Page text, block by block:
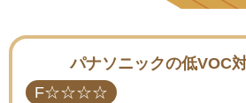
パナソニックの低VOC
F☆☆☆☆